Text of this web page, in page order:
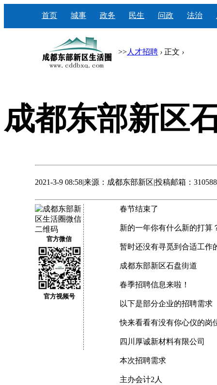
首页 城事 政务 民生 问政 法治
>>人才招聘 › 正文 ›
成都东部新区
2021-3-9 08:58|来源：成都东部新区|投稿邮箱：
官方微信
官方视频号
春节结束了
新的一年你有什么新的打算
暂时还没有寻觅到合适工作
成都东部新区石盘街道
春季招聘信息来啦！
以下是部分企业的招聘需求
快来看看有没有你心仪的岗
四川厚诚新材料有限公司
本次招聘需求
主办会计2人